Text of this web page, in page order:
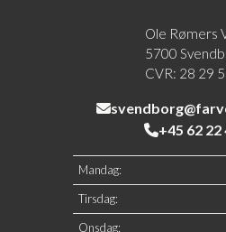
Ole Rømers
5700
CVR: 28 29
+45 62 22
Mandag:
Tirsdag:
Onsdag: